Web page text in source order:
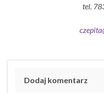
tel.
Dodaj komentarz